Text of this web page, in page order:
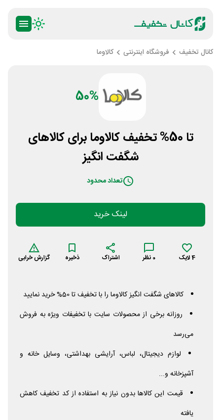
کانال تخفیف فروشگاه اینترنتی کالاوما
50%
تا 50% تخفیف کالاوما برای کالاهای
شگفت انگیز
تعداد محدود
لینک خرید
4 لایک 0 نظر اشتراک ذخیره گزارش خرابی
کالاهای شگفت انگیز کالاوما را با تخفیف تا 50% خرید نمایید
روزانه برخی از محصولات سایت با تخفیفات ویژه به فروش
می‌رسد
لوازم دیجیتال، لباس، آرایشی بهداشتی، وسایل خانه و
آشپزخانه و...
قیمت این کالاها بدون نیاز به استفاده از کد تخفیف کاهش
یافته